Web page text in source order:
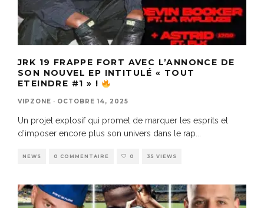
JRK 19 FRAPPE FORT AVEC L’ANNONCE DE
SON NOUVEL EP INTITULÉ « TOUT
ETEINDRE #1 » !
VIPZONE · OCTOBRE 14, 2025
Un projet explosif qui promet de marquer les esprits et
d’imposer encore plus son univers dans le rap...
NEWS 0 COMMENTAIRE 0 35 VIEWS